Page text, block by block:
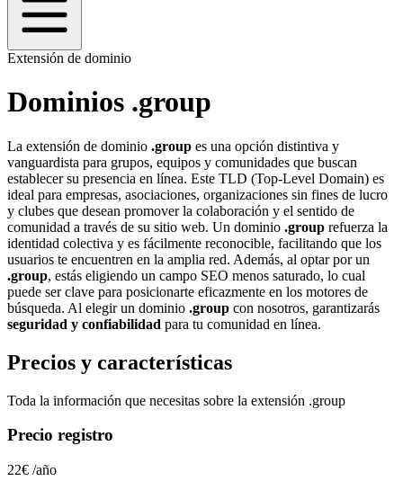
Extensión de dominio
Dominios .group
La extensión de dominio .group es una opción distintiva y
vanguardista para grupos, equipos y comunidades que buscan
establecer su presencia en línea. Este TLD (Top-Level Domain) es
ideal para empresas, asociaciones, organizaciones sin fines de lucro
y clubes que desean promover la colaboración y el sentido de
comunidad a través de su sitio web. Un dominio .group refuerza la
identidad colectiva y es fácilmente reconocible, facilitando que los
usuarios te encuentren en la amplia red. Además, al optar por un
.group, estás eligiendo un campo SEO menos saturado, lo cual
puede ser clave para posicionarte eficazmente en los motores de
búsqueda. Al elegir un dominio .group con nosotros, garantizarás
seguridad y confiabilidad para tu comunidad en línea.
Precios y características
Toda la información que necesitas sobre la extensión .group
Precio registro
22€ /año